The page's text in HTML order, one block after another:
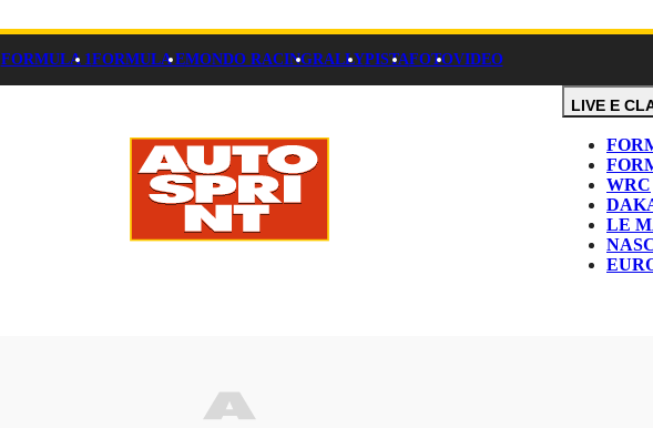
FORMULA 1FORMULA EMONDO RACINGRALLYPISTAFOTOVIDEO
LIVE E
WRC
LE